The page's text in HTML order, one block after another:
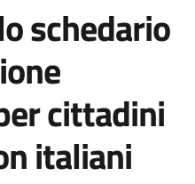
schedario
cittadini
italiani